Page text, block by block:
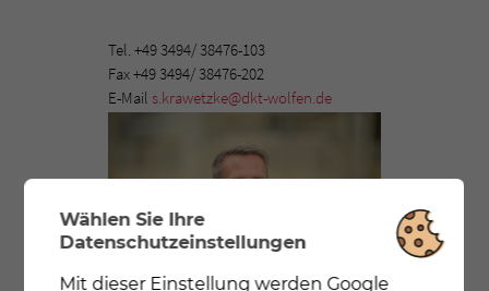
Tel. +49 3494/ 38476-103
Fax +49 3494/ 38476-202
E-Mail s.krawetzke@dkt-wolfen.de
Wählen Sie Ihre
Datenschutzeinstellungen
Mit dieser Einstellung werden Google